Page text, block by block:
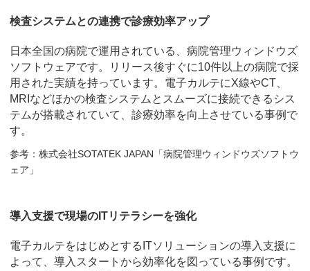
検査システムとの連携で診療効率アップ
日本全国の病院で運用されている、病院管理ウィンドウズ
ソフトウェアです。リリース後すぐに10件以上の病院で採
用された実績を持っています。電子カルテにX線やCT、
MRIなどほかの検査システムとスムーズに接続できるシス
テムが搭載されていて、診療効率を向上させている事例で
す。
参考：株式会社SOTATEK JAPAN「病院管理ウィンドウズソフトウ
ェア」
導入支援で現場のITリテラシーを強化
電子カルテをはじめとするITソリューションの導入支援に
よって、導入スタートから効率化を図っている事例です。